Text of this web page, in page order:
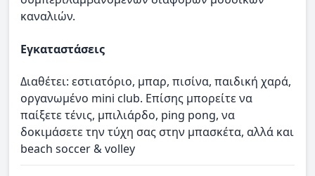
καναλιών.
Εγκαταστάσεις
Διαθέτει: εστιατόριο, μπαρ, πισίνα, παιδική χαρά,
οργανωμένο mini club. Επίσης μπορείτε να
παίξετε τένις, μπιλιάρδο, ping pong, να
δοκιμάσετε την τύχη σας στην μπασκέτα, αλλά και
beach soccer & volley